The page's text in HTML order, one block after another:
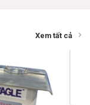
Xem tất cả